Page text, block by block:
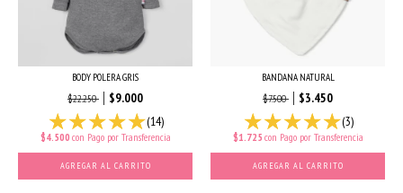
BODY POLERA GRIS
$22.250
$9.000
(14)
$4.500 con Pago por Transferencia
AGREGAR AL CARRITO
BANDANA NATURAL
$7.500
$3.450
(3)
$1.725 con Pago por Transferencia